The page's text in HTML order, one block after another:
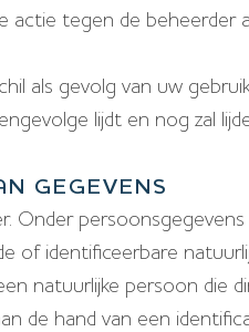
actie tegen de beheerder
als gevolg van uw
lijdt en nog zal
GEGEVENS
Onder
of identificeerbare
natuurlijke persoon die
de hand van een